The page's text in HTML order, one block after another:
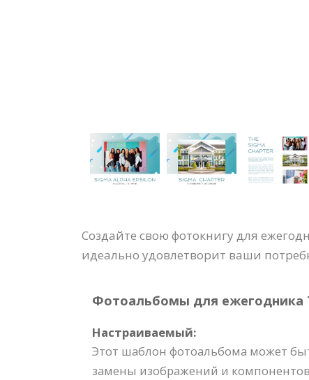
Создайте свою фотокнигу для
идеально удовлетворит ваши
Фотоальбомы для ежегодника
Настраиваемый:
Этот шаблон фотоальбома может
замены изображений и